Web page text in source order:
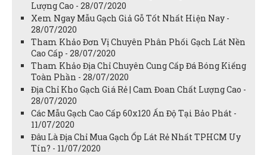
Lượng Cao - 28/07/2020
Xem Ngay Mẫu Gạch Giả Gỗ Tốt Nhất Hiện Nay -
28/07/2020
Tham Khảo Đơn Vị Chuyên Phân Phối Gạch Lát Nền
Cao Cấp - 28/07/2020
Tham Khảo Địa Chỉ Chuyên Cung Cấp Đá Bóng Kiếng
Toàn Phần - 28/07/2020
Địa Chỉ Kho Gạch Giá Rẻ | Cam Đoan Chất Lượng Cao -
28/07/2020
Các Mẫu Gạch Cao Cấp 60x120 Ấn Độ Tại Bảo Phát -
11/07/2020
Đâu Là Địa Chỉ Mua Gạch Ốp Lát Rẻ Nhất TPHCM Uy
Tín? - 11/07/2020